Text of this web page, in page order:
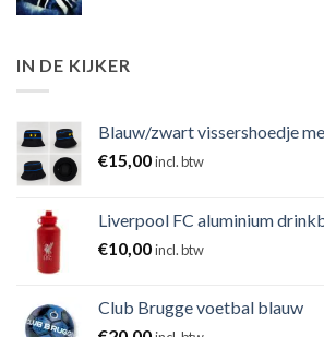
IN DE KIJKER
Blauw/zwart vissershoedje
€15,00incl. btw
Liverpool FC aluminium
€10,00incl. btw
Club Brugge voetbal blauw